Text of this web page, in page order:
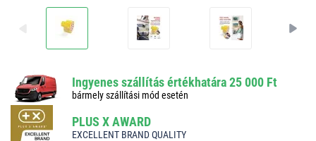
Ingyenes szállítás értékhatára 25 000 Ft
bármely szállítási mód esetén
PLUS X AWARD
EXCELLENT BRAND QUALITY